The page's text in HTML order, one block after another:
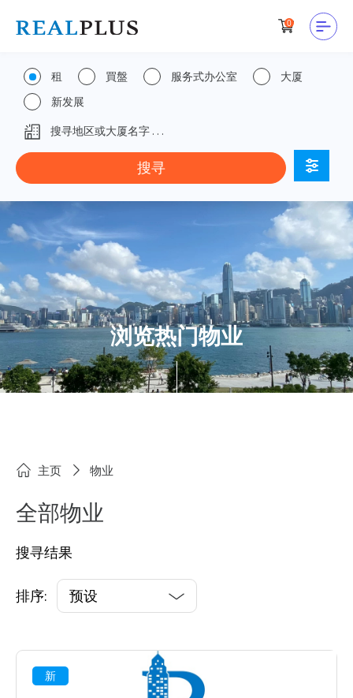
0
租 買盤 服务式办公室
大厦
新发展
浏览热门物业
主页 物业
全部物业
搜寻结果
排序: 预设
新